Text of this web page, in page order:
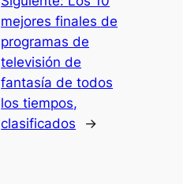
mejores finales de
programas de
televisión de
fantasía de todos
los tiempos,
clasificados
→